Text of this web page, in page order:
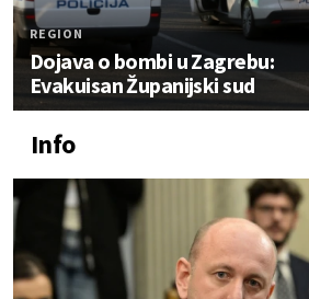
REGION
Dojava o bombi u Zagrebu:
Evakuisan Županijski sud
Info